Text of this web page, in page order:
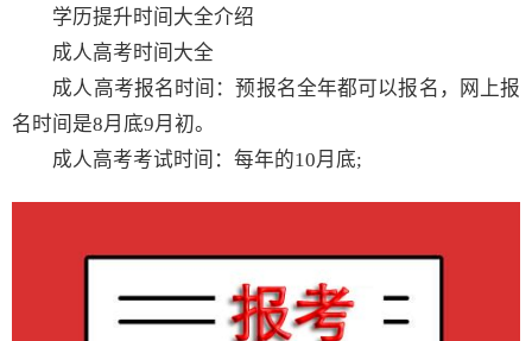
学历提升时间大全介绍
成人高考时间大全
成人高考报名时间：预报名全年都可以报名，网上报
名时间是8月底9月初。
成人高考考试时间：每年的10月底;